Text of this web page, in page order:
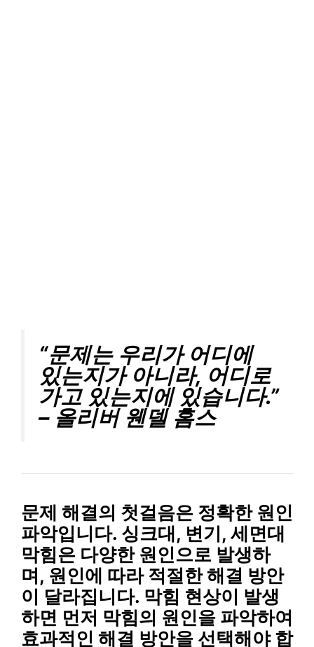
“문제는 우리가 어디에
있는지가 아니라, 어디로
가고 있는지에 있습니다.”
– 올리버 웬델 홈스
문제 해결의 첫걸음은 정확한 원인
파악입니다. 싱크대, 변기, 세면대
막힘은 다양한 원인으로 발생하
며, 원인에 따라 적절한 해결 방안
이 달라집니다. 막힘 현상이 발생
하면 먼저 막힘의 원인을 파악하여
효과적인 해결 방안을 선택해야 합